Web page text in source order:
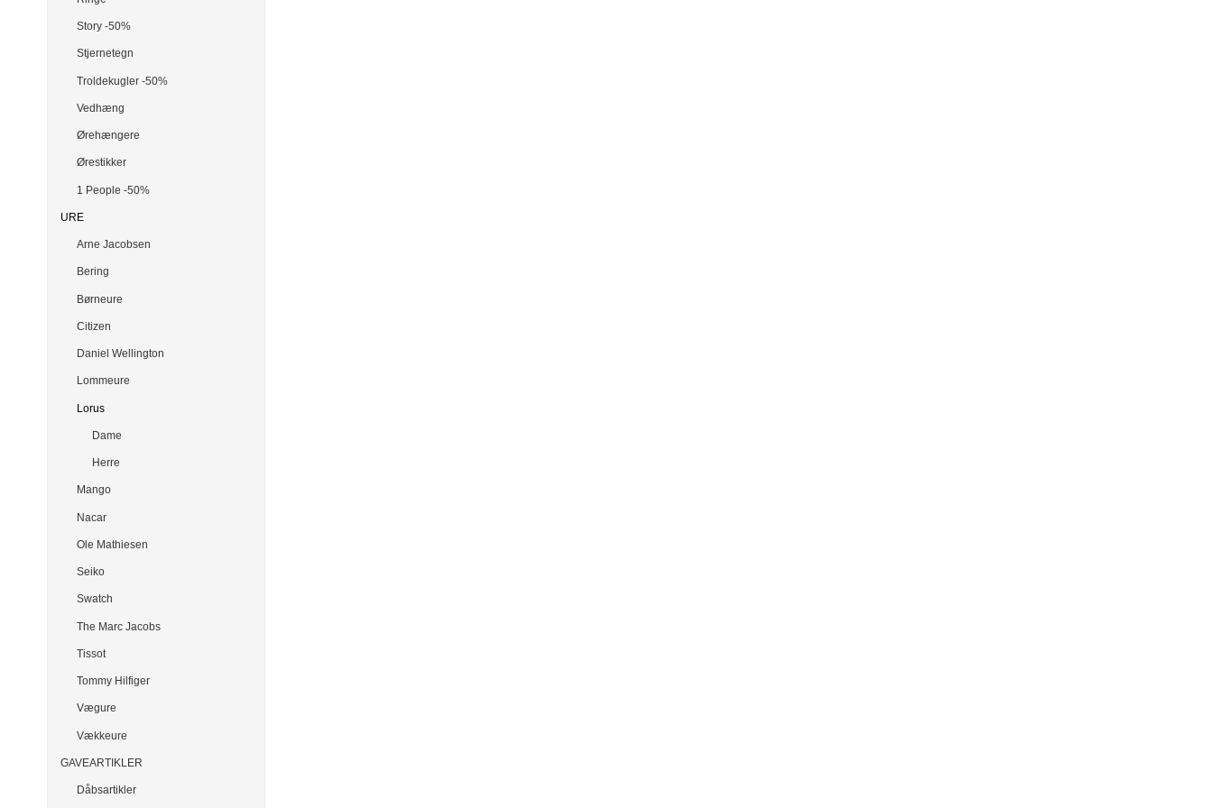
Story -50%
Stjernetegn
Troldekugler -50%
Vedhæng
Ørehængere
Ørestikker
1 People -50%
URE
Arne Jacobsen
Bering
Børneure
Citizen
Daniel Wellington
Lommeure
Lorus
Dame
Herre
Mango
Nacar
Ole Mathiesen
Seiko
Swatch
The Marc Jacobs
Tissot
Tommy Hilfiger
Vægure
Vækkeure
GAVEARTIKLER
Dåbsartikler